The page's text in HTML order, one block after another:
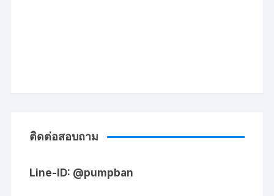
ติดต่อสอบถาม
Line-ID: @pumpban